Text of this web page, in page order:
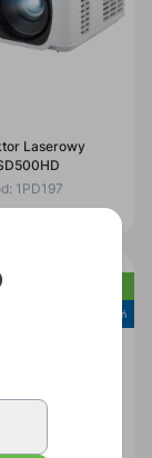
Laserowy
1PD197
Cyfrowy uczeń